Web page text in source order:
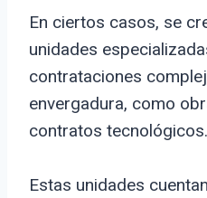
En ciertos casos, se
unidades
contrataciones
envergadura, como
contratos tecnológicos.
Estas unidades